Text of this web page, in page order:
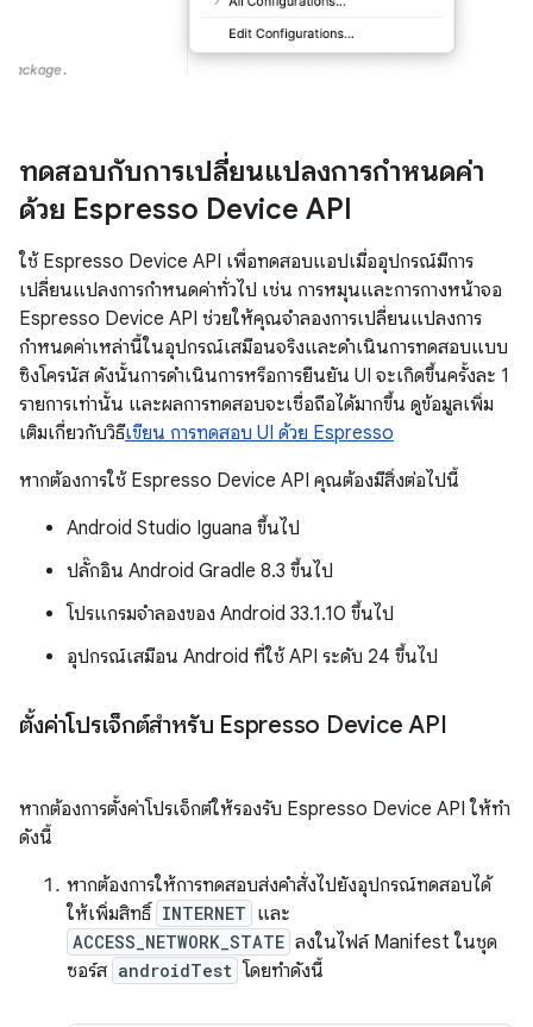
ทดสอบกับการเปลี่ยนแปลงการกำหนดค่า
ด้วย Espresso Device API
ใช้ Espresso Device API เพื่อทดสอบแอปเมื่ออุปกรณ์มีการ
เปลี่ยนแปลงการกำหนดค่าทั่วไป เช่น การหมุนและการกางหน้าจอ
Espresso Device API ช่วยให้คุณจำลองการเปลี่ยนแปลงการ
กำหนดค่าเหล่านี้ในอุปกรณ์เสมือนจริงและดำเนินการทดสอบแบบ
ซิงโครนัส ดังนั้นการดำเนินการหรือการยืนยัน UI จะเกิดขึ้นครั้งละ 1
รายการเท่านั้น และผลการทดสอบจะเชื่อถือได้มากขึ้น ดูข้อมูลเพิ่ม
เติมเกี่ยวกับวิธีเขียน การทดสอบ UI ด้วย Espresso
หากต้องการใช้ Espresso Device API คุณต้องมีสิ่งต่อไปนี้
Android Studio Iguana ขึ้นไป
ปลั๊กอิน Android Gradle 8.3 ขึ้นไป
โปรแกรมจำลองของ Android 33.1.10 ขึ้นไป
อุปกรณ์เสมือน Android ที่ใช้ API ระดับ 24 ขึ้นไป
ตั้งค่าโปรเจ็กต์สำหรับ Espresso Device API
หากต้องการตั้งค่าโปรเจ็กต์ให้รองรับ Espresso Device API ให้ทำ
ดังนี้
หากต้องการให้การทดสอบส่งคำสั่งไปยังอุปกรณ์ทดสอบได้
ให้เพิ่มสิทธิ์ INTERNET และ
ACCESS_NETWORK_STATE ลงในไฟล์ Manifest ในชุด
ซอร์ส androidTest โดยทำดังนี้